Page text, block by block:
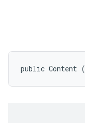
public Content (